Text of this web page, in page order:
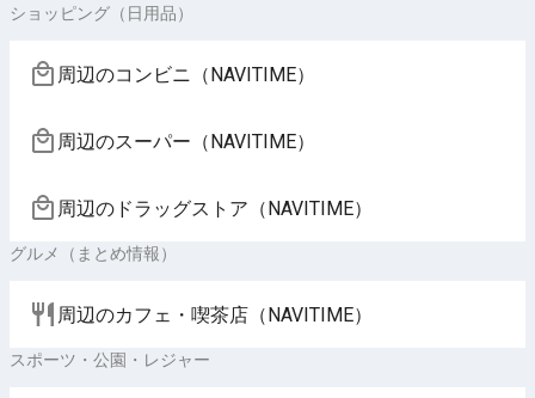
ショッピング（日用品）
周辺のコンビニ（NAVITIME）
周辺のスーパー（NAVITIME）
周辺のドラッグストア（NAVITIME）
グルメ（まとめ情報）
周辺のカフェ・喫茶店（NAVITIME）
スポーツ・公園・レジャー